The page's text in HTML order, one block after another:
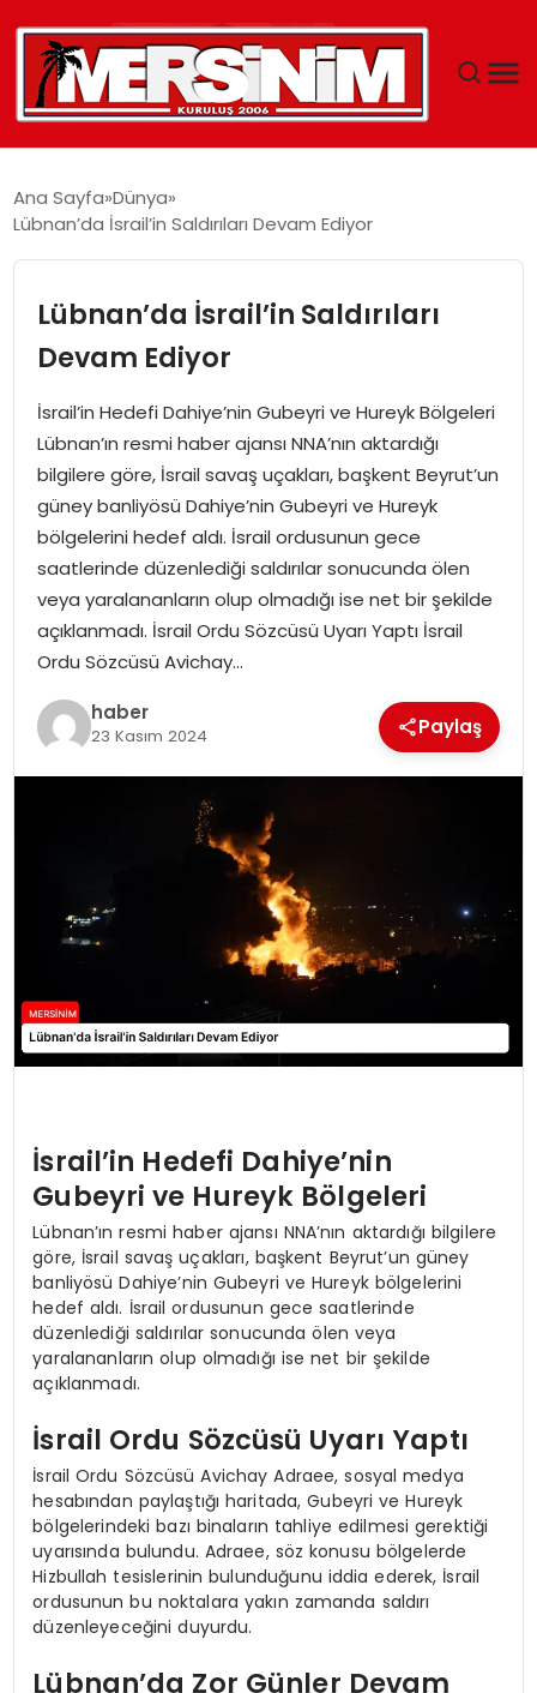
GÜNCEL
SAĞLIK
EĞITIM
SPOR
EKONOMI
MAGAZIN
DÜNYA
OTOMOBIL
Ana Sayfa Dünya
Lübnan’da İsrail’in Saldırıları Devam Ediyor
Lübnan’da İsrail’in Saldırıları
Devam Ediyor
İsrail’in Hedefi Dahiye’nin Gubeyri ve Hureyk Bölgeleri
Lübnan’ın resmi haber ajansı NNA’nın aktardığı
bilgilere göre, İsrail savaş uçakları, başkent Beyrut’un
güney banliyösü Dahiye’nin Gubeyri ve Hureyk
bölgelerini hedef aldı. İsrail ordusunun gece
saatlerinde düzenlediği saldırılar sonucunda ölen
veya yaralananların olup olmadığı ise net bir şekilde
açıklanmadı. İsrail Ordu Sözcüsü Uyarı Yaptı İsrail
Ordu Sözcüsü Avichay…
haber
23 Kasım 2024 Paylaş
İsrail’in Hedefi Dahiye’nin
Gubeyri ve Hureyk Bölgeleri
Lübnan’ın resmi haber ajansı NNA’nın aktardığı bilgilere
göre, İsrail savaş uçakları, başkent Beyrut’un güney
banliyösü Dahiye’nin Gubeyri ve Hureyk bölgelerini
hedef aldı. İsrail ordusunun gece saatlerinde
düzenlediği saldırılar sonucunda ölen veya
yaralananların olup olmadığı ise net bir şekilde
açıklanmadı.
İsrail Ordu Sözcüsü Uyarı Yaptı
İsrail Ordu Sözcüsü Avichay Adraee, sosyal medya
hesabından paylaştığı haritada, Gubeyri ve Hureyk
bölgelerindeki bazı binaların tahliye edilmesi gerektiği
uyarısında bulundu. Adraee, söz konusu bölgelerde
Hizbullah tesislerinin bulunduğunu iddia ederek, İsrail
ordusunun bu noktalara yakın zamanda saldırı
düzenleyeceğini duyurdu.
Lübnan’da Zor Günler Devam